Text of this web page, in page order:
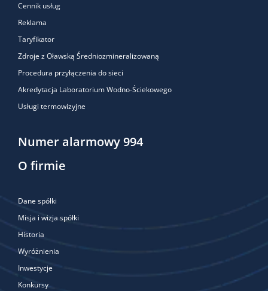
Cennik usług
Reklama
Taryfikator
Zdroje z Oławską Średniozmineralizowaną
Procedura przyłączenia do sieci
Akredytacja Laboratorium Wodno-Ściekowego
Usługi termowizyjne
Numer alarmowy 994
O firmie
Dane spółki
Misja i wizja spółki
Historia
Wyróżnienia
Inwestycje
Konkursy